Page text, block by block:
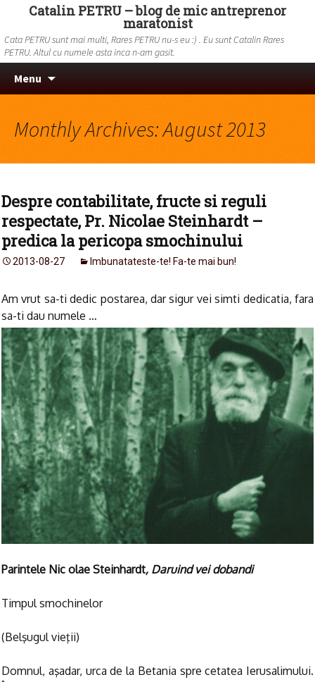
Catalin PETRU – blog de mic antreprenor
maratonist
Cata PETRU sunt mai multi, Rares PETRU nu-s eu :) . Eu sunt Catalin Rares
PETRU. Altul cu numele asta inca n-am gasit.
Menu
Monthly Archives: August 2013
Despre contabilitate, fructe si reguli
respectate, Pr. Nicolae Steinhardt –
predica la pericopa smochinului
2013-08-27 Imbunatateste-te! Fa-te mai bun!
Am vrut sa-ti dedic postarea, dar sigur vei simti dedicatia, fara
sa-ti dau numele …
Parintele Nic olae Steinhardt, Daruind veidobandi
Timpul smochinelor
(Belşugul vieţii)
Domnul, aşadar, urca de la Betania spre cetatea Ierusalimului.